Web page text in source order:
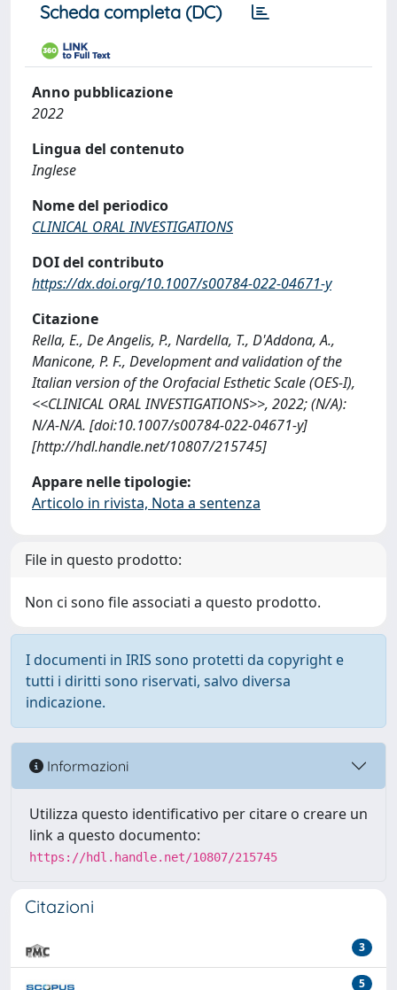
Scheda completa (DC)
Anno pubblicazione
2022
Lingua del contenuto
Inglese
Nome del periodico
CLINICAL ORAL INVESTIGATIONS
DOI del contributo
https://dx.doi.org/10.1007/s00784-022-04671-y
Citazione
Rella, E., De Angelis, P., Nardella, T., D'Addona, A.,
Manicone, P. F., Development and validation of the
Italian version of the Orofacial Esthetic Scale (OES-I),
<<CLINICAL ORAL INVESTIGATIONS>>, 2022; (N/A):
N/A-N/A. [doi:10.1007/s00784-022-04671-y]
[http://hdl.handle.net/10807/215745]
Appare nelle tipologie:
Articolo in rivista, Nota a sentenza
File in questo prodotto:
Non ci sono file associati a questo prodotto.
I documenti in IRIS sono protetti da copyright e
tutti i diritti sono riservati, salvo diversa
indicazione.
Informazioni
Utilizza questo identificativo per citare o creare un
link a questo documento:
https://hdl.handle.net/10807/215745
Citazioni
3
5